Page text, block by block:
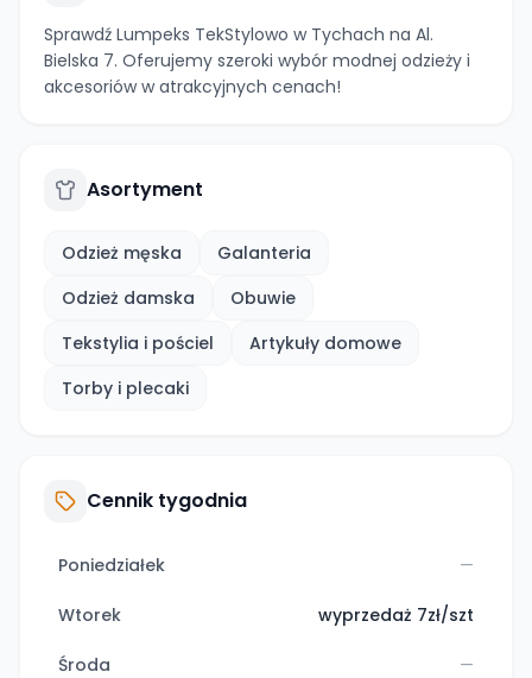
Sprawdź Lumpeks TekStylowo w Tychach na Al.
Bielska 7. Oferujemy szeroki wybór modnej odzieży i
akcesoriów w atrakcyjnych cenach!
Asortyment
Odzież męska
Galanteria
Odzież damska
Obuwie
Tekstylia i pościel
Artykuły domowe
Torby i plecaki
Cennik tygodnia
Poniedziałek —
Wtorek wyprzedaż 7zł/szt
Środa —